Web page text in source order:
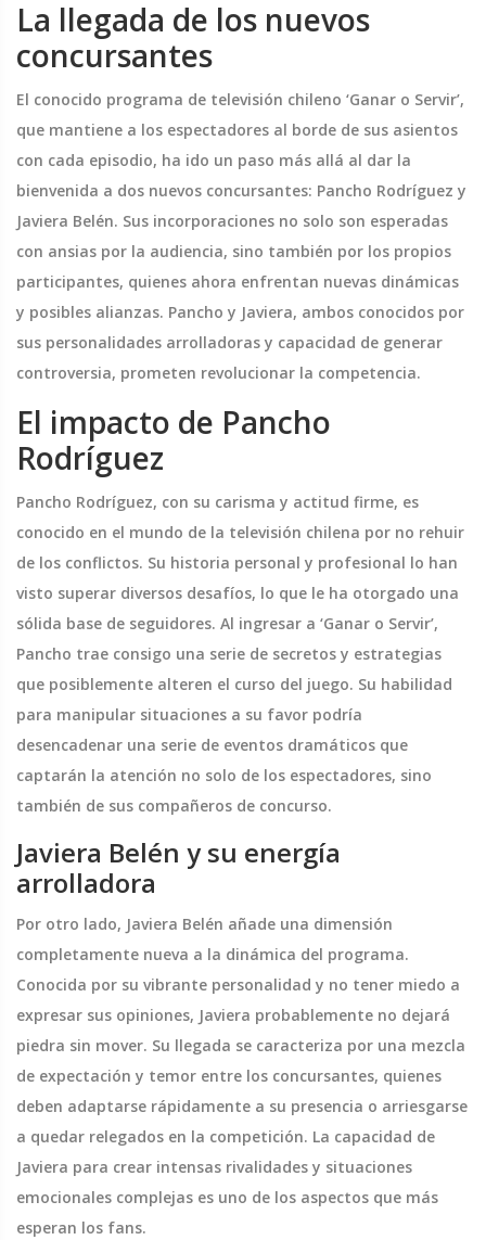
La llegada de los nuevos
concursantes
El conocido programa de televisión chileno ‘Ganar o Servir’,
que mantiene a los espectadores al borde de sus asientos
con cada episodio, ha ido un paso más allá al dar la
bienvenida a dos nuevos concursantes: Pancho Rodríguez y
Javiera Belén. Sus incorporaciones no solo son esperadas
con ansias por la audiencia, sino también por los propios
participantes, quienes ahora enfrentan nuevas dinámicas
y posibles alianzas. Pancho y Javiera, ambos conocidos por
sus personalidades arrolladoras y capacidad de generar
controversia, prometen revolucionar la competencia.
El impacto de Pancho
Rodríguez
Pancho Rodríguez, con su carisma y actitud firme, es
conocido en el mundo de la televisión chilena por no rehuir
de los conflictos. Su historia personal y profesional lo han
visto superar diversos desafíos, lo que le ha otorgado una
sólida base de seguidores. Al ingresar a ‘Ganar o Servir’,
Pancho trae consigo una serie de secretos y estrategias
que posiblemente alteren el curso del juego. Su habilidad
para manipular situaciones a su favor podría
desencadenar una serie de eventos dramáticos que
captarán la atención no solo de los espectadores, sino
también de sus compañeros de concurso.
Javiera Belén y su energía
arrolladora
Por otro lado, Javiera Belén añade una dimensión
completamente nueva a la dinámica del programa.
Conocida por su vibrante personalidad y no tener miedo a
expresar sus opiniones, Javiera probablemente no dejará
piedra sin mover. Su llegada se caracteriza por una mezcla
de expectación y temor entre los concursantes, quienes
deben adaptarse rápidamente a su presencia o arriesgarse
a quedar relegados en la competición. La capacidad de
Javiera para crear intensas rivalidades y situaciones
emocionales complejas es uno de los aspectos que más
esperan los fans.